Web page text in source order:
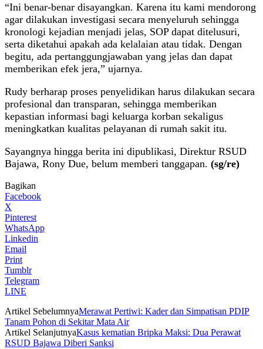
‎“Ini benar-benar disayangkan. Karena itu kami mendorong
agar dilakukan investigasi secara menyeluruh sehingga
kronologi kejadian menjadi jelas, SOP dapat ditelusuri,
serta diketahui apakah ada kelalaian atau tidak. Dengan
begitu, ada pertanggungjawaban yang jelas dan dapat
memberikan efek jera,” ujarnya.
‎‎Rudy berharap proses penyelidikan harus dilakukan secara
profesional dan transparan, sehingga memberikan
kepastian informasi bagi keluarga korban sekaligus
meningkatkan kualitas pelayanan di rumah sakit itu.
‎Sayangnya hingga berita ini dipublikasi, Direktur RSUD
Bajawa, Rony Due, belum memberi tanggapan. (sg/re)
Bagikan
Facebook
X
Pinterest
WhatsApp
Linkedin
Email
Print
Tumblr
Telegram
LINE
Artikel SebelumnyaMerawat Pertiwi: Kader dan Simpatisan PDIP
Tanam Pohon di Sekitar Mata Air
Artikel SelanjutnyaKasus kematian Bripka Maksi: Dua Perawat
RSUD Bajawa Diberi Sanksi